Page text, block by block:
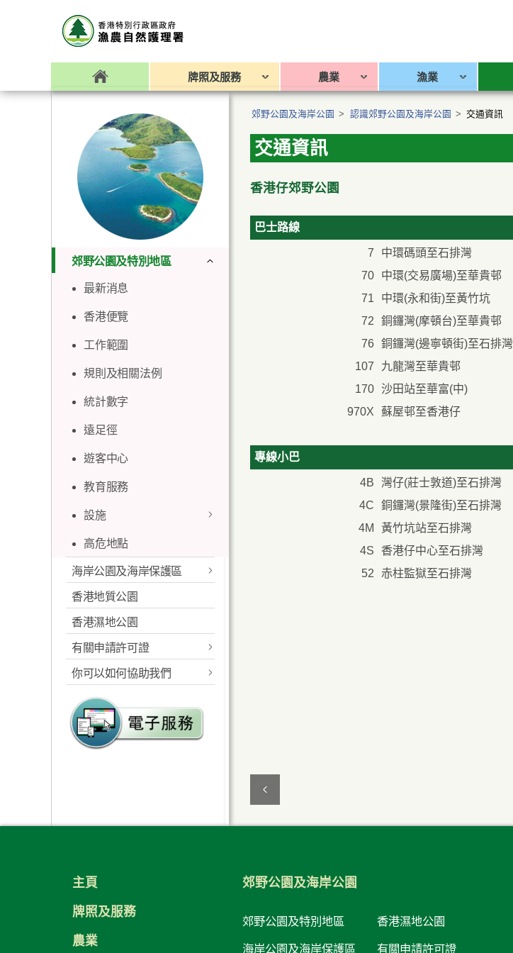
牌照及服務 農業 漁業
郊野公園及特別地區
最新消息
香港便覽
工作範圍
規則及相關法例
統計數字
遠足徑
遊客中心
教育服務
設施
露營地點
燒烤地點 / 地區
定向路線
越野單車活動
健身徑及緩跑徑
加水站
公廁
為特別需要之人士
高危地點
海岸公園及海岸保護區
最新消息
概述
指定的海岸公園及海岸保
護區
工作範圍
規則及相關法例
香港地質公園
香港濕地公園
有關申請許可證
郊野公園准許證
海岸公園准許證
你可以如何協助我們
報告及建議
郊野公園義工計劃
郊野公園及海岸公園 > 認識郊野公園及海岸公園 > 交通資訊
交通資訊
香港仔郊野公園
巴士路線
7
中環碼頭至石排灣
70
中環(交易廣場)至華貴邨
71
中環(永和街)至黃竹坑
72
銅鑼灣(摩頓台)至華貴邨
76 銅鑼灣(邊寧頓街)至石排灣
107
九龍灣至華貴邨
170
沙田站至華富(中)
970X
蘇屋邨至香港仔
專線小巴
4B
灣仔(莊士敦道)至石排灣
4C
銅鑼灣(景隆街)至石排灣
4M
黃竹坑站至石排灣
4S
香港仔中心至石排灣
52
赤柱監獄至石排灣
主頁
牌照及服務
農業
郊野公園及海岸公園
郊野公園及特別地區
海岸公園及海岸保護區
香港濕地公園
有關申請許可證